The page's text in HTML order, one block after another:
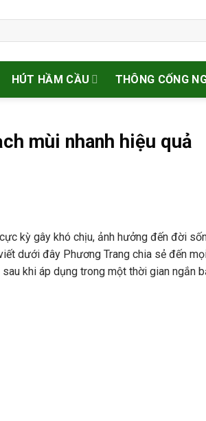
HÚT HẦM CẦU THÔNG CỐNG
mùi nhanh hiệu quả
kỳ gây khó chịu, ảnh hưởng đến đời
dưới đây Phương Trang chia sẻ đến
khi áp dụng trong một thời gian ngắn